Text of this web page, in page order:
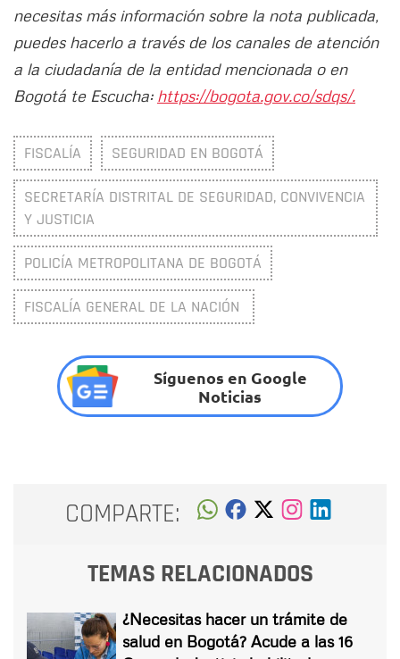
necesitas más información sobre la nota publicada,
puedes hacerlo a través de los canales de atención
a la ciudadanía de la entidad mencionada o en
Bogotá te Escucha: https://bogota.gov.co/sdqs/.
FISCALÍA SEGURIDAD EN BOGOTÁ
SECRETARÍA DISTRITAL DE SEGURIDAD, CONVIVENCIA
Y JUSTICIA
POLICÍA METROPOLITANA DE BOGOTÁ
FISCALÍA GENERAL DE LA NACIÓN
Síguenos en Google
Noticias
COMPARTE:
TEMAS RELACIONADOS
¿Necesitas hacer un trámite de
salud en Bogotá? Acude a las 16